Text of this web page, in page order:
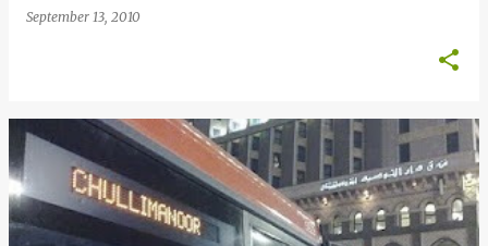
September 13, 2010